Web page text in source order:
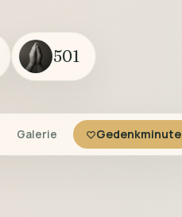
501
Galerie Gedenkminute